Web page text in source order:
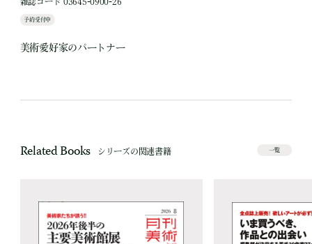
予約受付中
美術愛好家のパートナー
Related Books シリーズの関連書籍 一覧